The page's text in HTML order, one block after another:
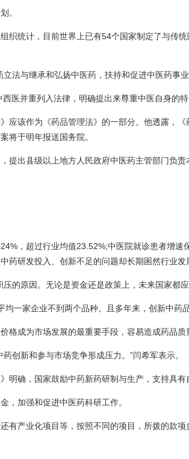
。
织统计，目前世界上已有54个国家制定了与传
法与继承和弘扬中医药，扶持和促进中医药事
医并重列入法律，明确提出来尊重中医自身的
该作为《药品管理法》的一部分。他透露，
将于明年报送国务院。
出县级以上地方人民政府中医药主管部门负
，超过行业均值23.52%;中医院就诊患者增
药研发投入、创新不足的问题却长期困然行业发
的原因。无论是资金还是政策上，未来国家都
一家企业不到两个品种。且多年来，创新中药
成为市场发展的最重要手段，容易造成药品质
创新和参与市场竞争形成压力。”闫希军表示。
确，国家鼓励中药新药研制与生产，支持具有
，加强和促进中医药科研工作。
有产业化项目等，按照不同的项目，所拨的款